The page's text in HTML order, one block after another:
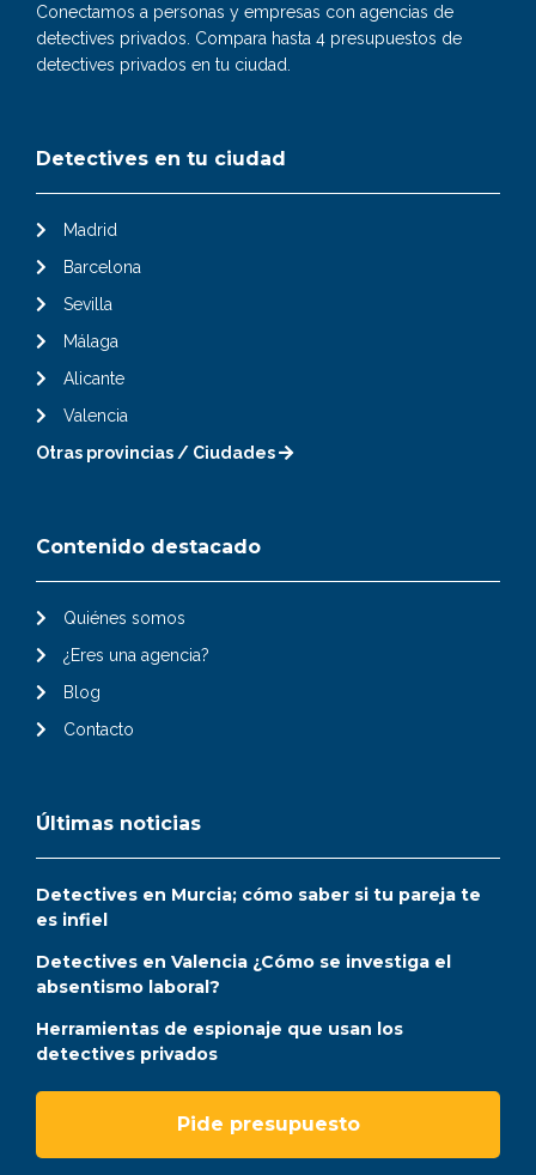
Conectamos a personas y empresas con agencias de
detectives privados. Compara hasta 4 presupuestos de
detectives privados en tu ciudad.
Detectives en tu ciudad
Madrid
Barcelona
Sevilla
Málaga
Alicante
Valencia
Otras provincias / Ciudades
Contenido destacado
Quiénes somos
¿Eres una agencia?
Blog
Contacto
Últimas noticias
Detectives en Murcia; cómo saber si tu pareja te
es infiel
Detectives en Valencia ¿Cómo se investiga el
absentismo laboral?
Herramientas de espionaje que usan los
detectives privados
Pide presupuesto